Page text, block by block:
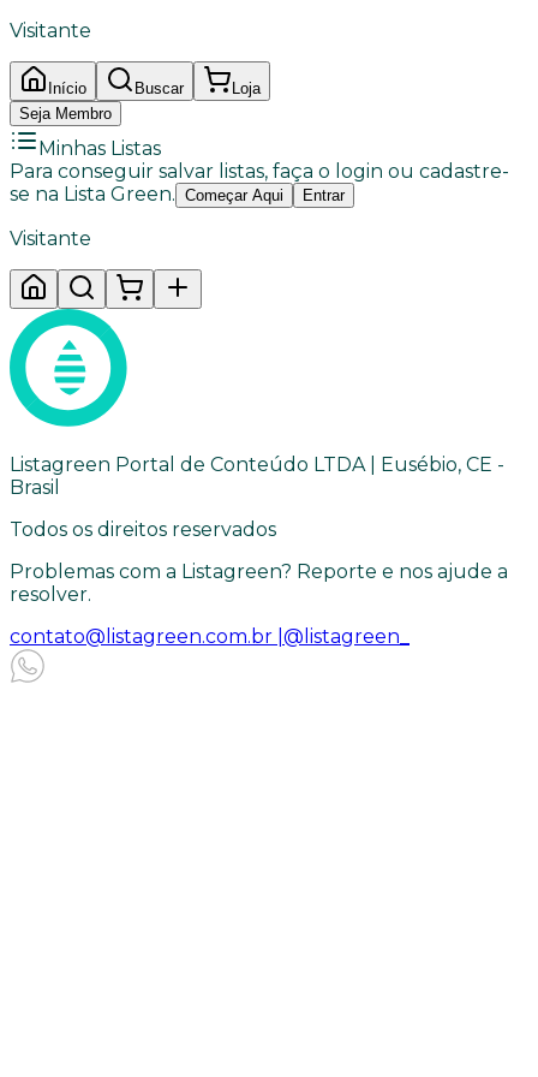
Visitante
Início Buscar
Loja
Seja Membro
Minhas Listas
Para conseguir salvar listas, faça o login ou cadastre-
se na Lista Green. Começar Aqui Entrar
Visitante
Listagreen Portal de Conteúdo LTDA | Eusébio, CE -
Brasil
Todos os direitos reservados
Problemas com a Listagreen? Reporte e nos ajude a
resolver.
contato@listagreen.com.br | @listagreen_